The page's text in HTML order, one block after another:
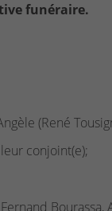
funéraire.
(René
conjoint(e);
Bourassa,